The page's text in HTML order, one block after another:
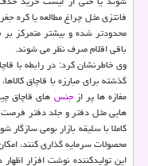
فانتزی مثل چراغ مطالعه یا کره
باقی اقلام صرف نظر می شوند.
وی خاطرنشان کرد: در رابطه با
گذشته برای مبارزه با قاچاق
مغازه ها پر ازجنس های قاچاق
هایی مثل دفتر و جلد دفتر فرصت
کاملا با سلیقه بازار بومی
محصولات سرمایه گذاری کنند،
این تولیدکننده نوشت افزار